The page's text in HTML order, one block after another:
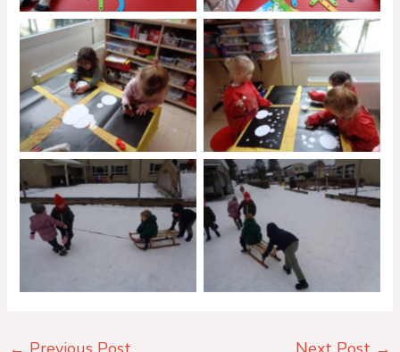
No Caption No Caption
No Caption No Caption